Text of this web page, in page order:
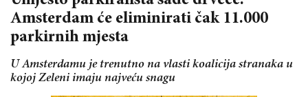
Amsterdam će eliminirati čak 11.000
parkirnih mjesta
U Amsterdamu je trenutno na vlasti koalicija stranaka u
kojoj Zeleni imaju najveću snagu